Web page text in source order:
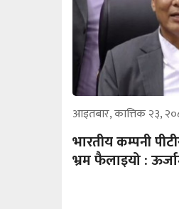
आइतबार, कात्तिक २३,
भारतीय कम्पनी
भ्रम फैलाइयो :